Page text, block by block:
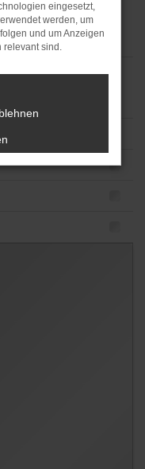
eingesetzt,
werden, um
und um Anzeigen
relevant sind.